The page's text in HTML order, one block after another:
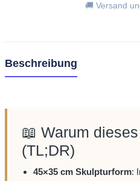
🚚 Versand
Beschreibung
📖 Warum
(TL;DR)
45×35 cm Skulpturform: